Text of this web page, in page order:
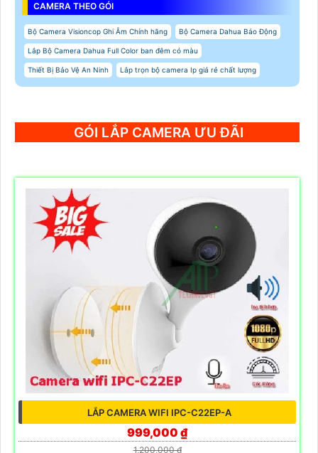
CAMERA THEO GÓI
Bộ Camera Visioncop Ghi Âm Chính hãng Bộ Camera Dahua Báo Động
Lắp Bộ Camera Dahua Full Color ban đêm có màu
Thiết Bị Bảo Vệ An Ninh Lắp trọn bộ camera Ip giá rẻ chất lượng
GÓI LẮP CAMERA ƯU ĐÃI
LẮP CAMERA WIFI IPC-C22EP-A
999,000 ₫
1,200,000 ₫